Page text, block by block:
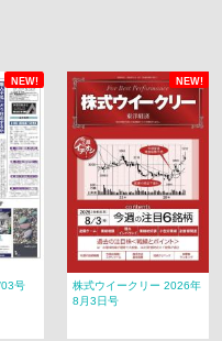
NEW! NEW!
号
株式ウイークリー 2026年
8月3日号